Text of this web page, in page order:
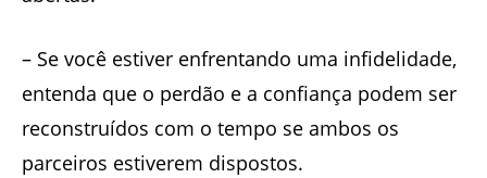
– Se você estiver enfrentando uma infidelidade,
entenda que o perdão e a confiança podem ser
reconstruídos com o tempo se ambos os
parceiros estiverem dispostos.